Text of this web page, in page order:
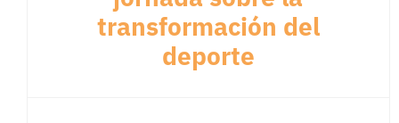
transformación del
deporte